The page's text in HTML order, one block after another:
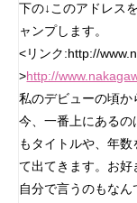
下の↓このアドレス
ャンプします。
<リンク:http://
>http://
私のデビューの頃か
今、一番上にある
もタイトルや、年
て出てきます。お
自分で言うのもな